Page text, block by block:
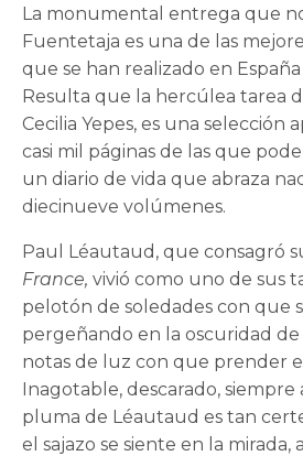
La monumental entrega que
Fuentetaja es una de las
que se han realizado en España
Resulta que la hercúlea tarea
Cecilia Yepes, es una selección
casi mil páginas de las que
un diario de vida que abraza
diecinueve volúmenes.
Paul Léautaud, que consagró
France, vivió como uno de sus
pelotón de soledades con que
pergeñando en la oscuridad de
notas de luz con que prender
Inagotable, descarado, siempre
pluma de Léautaud es tan
el sajazo se siente en la mirada,